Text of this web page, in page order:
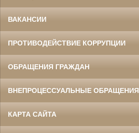
ВАКАНСИИ
ПРОТИВОДЕЙСТВИЕ КОРРУПЦИИ
ОБРАЩЕНИЯ ГРАЖДАН
ВНЕПРОЦЕССУАЛЬНЫЕ ОБРАЩЕНИЯ
КАРТА САЙТА